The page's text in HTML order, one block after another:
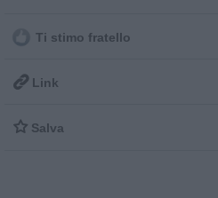
Ti stimo fratello
 Link
 Salva